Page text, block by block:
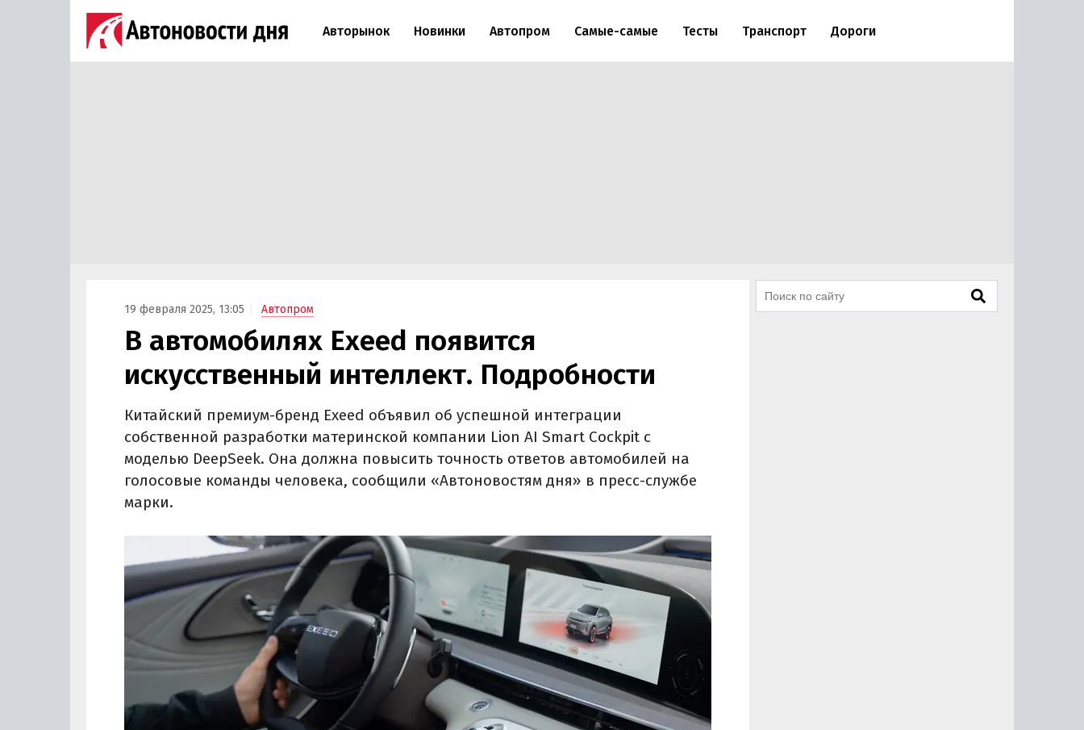
Авторынок Новинки Автопром Самые-самые Тесты Транспорт Дороги
19 февраля 2025, 13:05 Автопром
В автомобилях Exeed появится
искусственный интеллект. Подробности
Китайский премиум-бренд Exeed объявил об успешной интеграции
собственной разработки материнской компании Lion AI Smart Cockpit с
моделью DeepSeek. Она должна повысить точность ответов автомобилей на
голосовые команды человека, сообщили «Автоновостям дня» в пресс-службе
марки.